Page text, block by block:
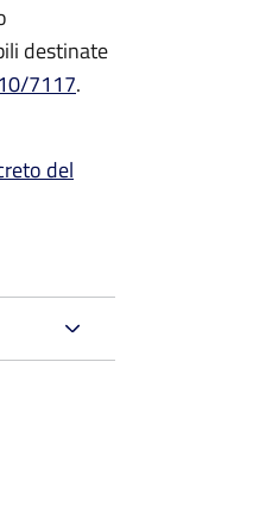
destinate
7117.
del